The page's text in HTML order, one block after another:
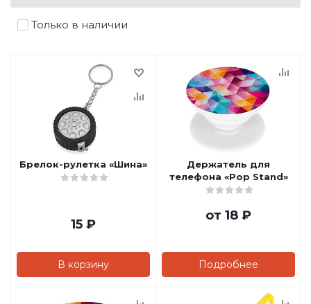
Только в наличии
Брелок-рулетка «Шина»
15 ₽
В корзину
Держатель для
телефона «Pop Stand»
от 18 ₽
Подробнее